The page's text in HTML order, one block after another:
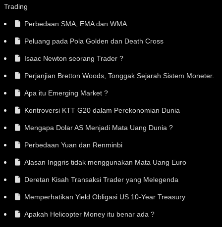
Trading
Perbedaan SMA, EMA dan WMA.
Peluang pada Pola Golden dan Death Cross
Isaac Newton seorang Trader ?
Perjanjian Bretton Woods, Tonggak Sejarah Sistem Moneter.
Apa itu Emerging Market ?
Kontroversi KTT G20 dalam Perekonomian Dunia
Mengapa Dolar AS Menjadi Mata Uang Dunia ?
Perbedaan Yuan dan Renminbi
Alasan Inggris tidak menggunakan Mata Uang Euro
Deretan Kisah Transaksi Trader yang Melegenda
Memperhatikan Yield Obligasi US 10-Year Treasury
Apakah Helicopter Money itu benar ada ?